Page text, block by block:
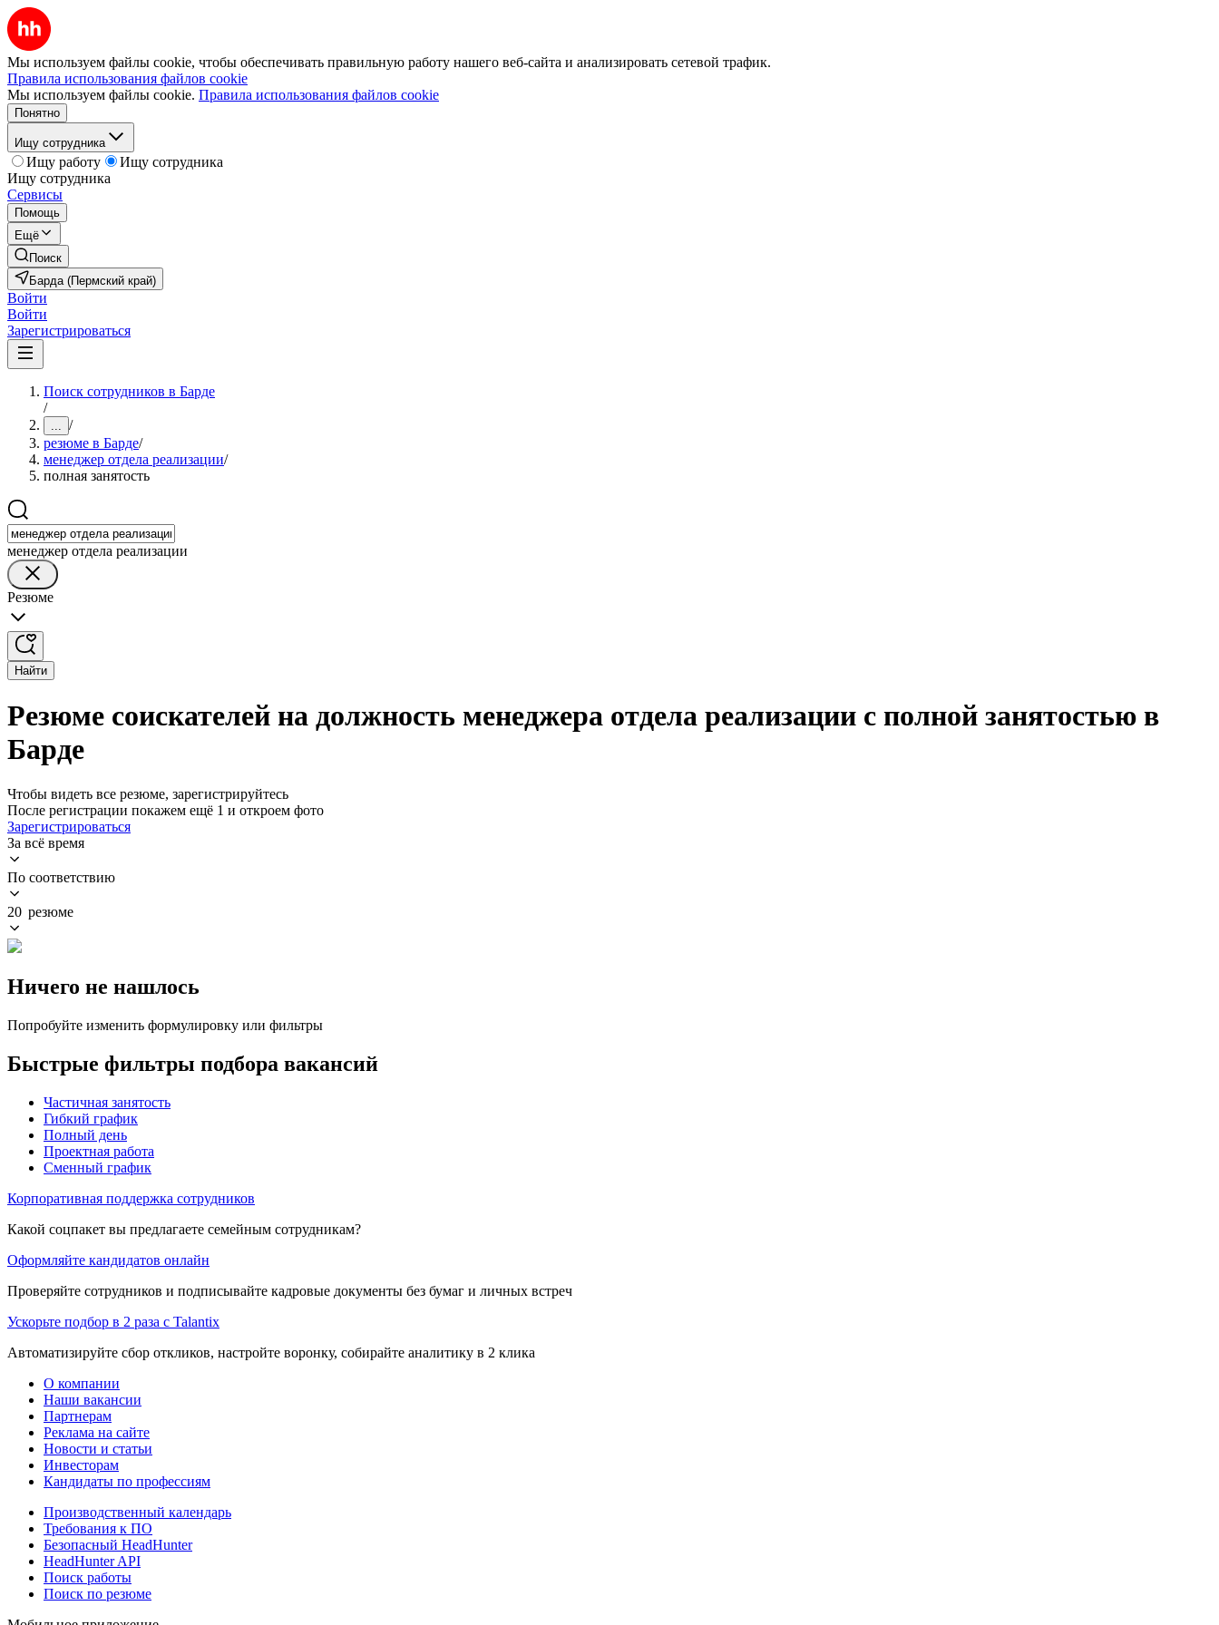
Мы используем файлы cookie, чтобы обеспечивать правильную работу нашего веб-сайта и анализировать сетевой трафик.
Правила использования файлов cookie
Мы используем файлы cookie. Правила использования файлов cookie
Понятно
Ищу сотрудника
Ищу работу
Ищу сотрудника
Ищу сотрудника
Сервисы
Помощь
Ещё
Поиск
Барда (Пермский край)
Войти
Войти
Зарегистрироваться
Поиск сотрудников в Барде
/
... /
резюме в Барде/
менеджер отдела реализации/
полная занятость
менеджер отдела реализации
Резюме
Найти
Резюме соискателей на должность менеджера отдела реализации с полной занятостью в
Барде
Чтобы видеть все резюме, зарегистрируйтесь
После регистрации покажем ещё 1 и откроем фото
Зарегистрироваться
За всё время
По соответствию
20 резюме
Ничего не нашлось
Попробуйте изменить формулировку или фильтры
Быстрые фильтры подбора вакансий
Частичная занятость
Гибкий график
Полный день
Проектная работа
Сменный график
Корпоративная поддержка сотрудников
Какой соцпакет вы предлагаете семейным сотрудникам?
Оформляйте кандидатов онлайн
Проверяйте сотрудников и подписывайте кадровые документы без бумаг и личных встреч
Ускорьте подбор в 2 раза с Talantix
Автоматизируйте сбор откликов, настройте воронку, собирайте аналитику в 2 клика
О компании
Наши вакансии
Партнерам
Реклама на сайте
Новости и статьи
Инвесторам
Кандидаты по профессиям
Производственный календарь
Требования к ПО
Безопасный HeadHunter
HeadHunter API
Поиск работы
Поиск по резюме